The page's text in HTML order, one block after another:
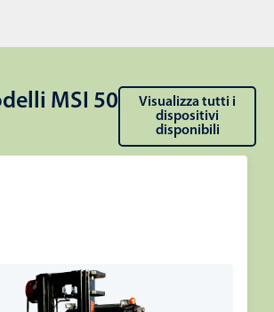
MSI 50
Visualizza tutti i
dispositivi
disponibili